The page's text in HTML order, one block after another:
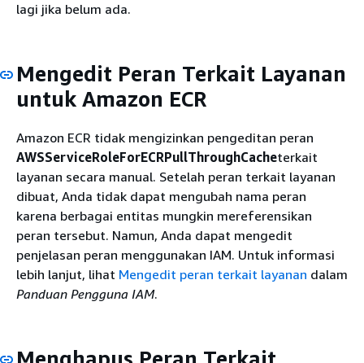
lagi jika belum ada.
Mengedit Peran Terkait Layanan
untuk Amazon ECR
Amazon ECR tidak mengizinkan pengeditan peran
AWSServiceRoleForECRPullThroughCacheterkait
layanan secara manual. Setelah peran terkait layanan
dibuat, Anda tidak dapat mengubah nama peran
karena berbagai entitas mungkin mereferensikan
peran tersebut. Namun, Anda dapat mengedit
penjelasan peran menggunakan IAM. Untuk informasi
lebih lanjut, lihat Mengedit peran terkait layanan dalam
Panduan Pengguna IAM.